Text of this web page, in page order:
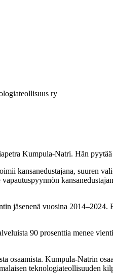
ry
Kumpula-Natri. Hän pyytää
kansanedustajana, suuren
jäsenenä vuosina
90 prosenttia menee
osaamista. Kumpula-Natrin
teknologiateollisuuden